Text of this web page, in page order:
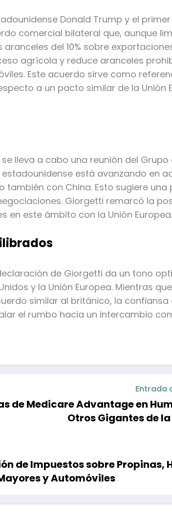
Donald Trump y el
comercial bilateral que, aunque
del 10% sobre
agrícola y reduce aranceles
Este acuerdo sirve como
a un pacto similar de la Unión
lleva a cabo una reunión del Grupo
está avanzando en
también con China. Esto sugiere una
Giorgetti remarcó la
en este ámbito con la Unión Europea.
de Giorgetti da un tono
y la Unión Europea. Mientras
similar al británico, la confiansa
el rumbo hacia un intercambio
Entrada
de Medicare Advantage en
Otros Gigantes de
de Impuestos sobre Propinas,
y Automóviles